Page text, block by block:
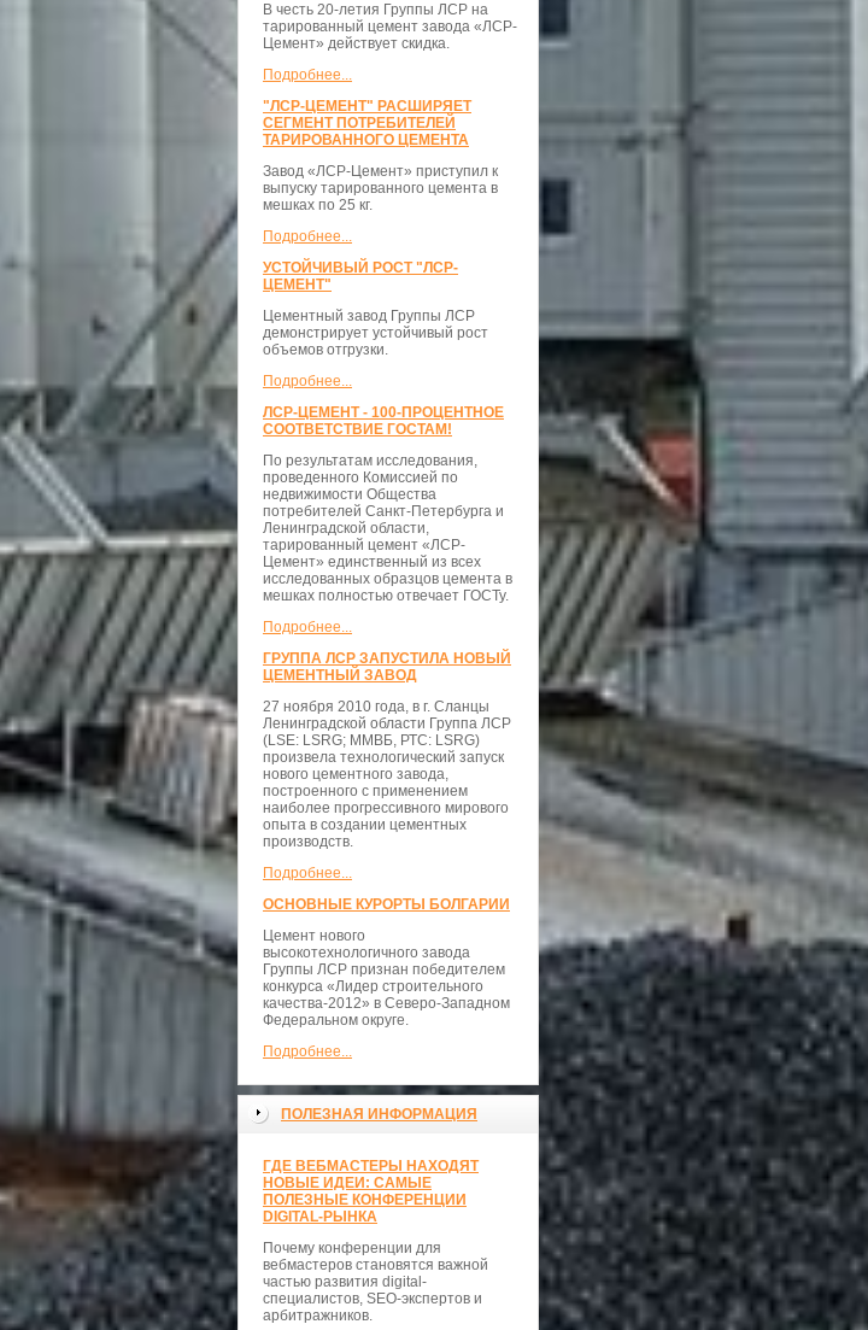
В честь 20-летия Группы ЛСР на
тарированный цемент завода «ЛСР-
Цемент» действует скидка.
Подробнее...
"ЛСР-ЦЕМЕНТ" РАСШИРЯЕТ
СЕГМЕНТ ПОТРЕБИТЕЛЕЙ
ТАРИРОВАННОГО ЦЕМЕНТА
Завод «ЛСР-Цемент» приступил к
выпуску тарированного цемента в
мешках по 25 кг.
Подробнее...
УСТОЙЧИВЫЙ РОСТ "ЛСР-
ЦЕМЕНТ"
Цементный завод Группы ЛСР
демонстрирует устойчивый рост
объемов отгрузки.
Подробнее...
ЛСР-ЦЕМЕНТ - 100-ПРОЦЕНТНОЕ
СООТВЕТСТВИЕ ГОСТАМ!
По результатам исследования,
проведенного Комиссией по
недвижимости Общества
потребителей Санкт-Петербурга и
Ленинградской области,
тарированный цемент «ЛСР-
Цемент» единственный из всех
исследованных образцов цемента в
мешках полностью отвечает ГОСТу.
Подробнее...
ГРУППА ЛСР ЗАПУСТИЛА НОВЫЙ
ЦЕМЕНТНЫЙ ЗАВОД
27 ноября 2010 года, в г. Сланцы
Ленинградской области Группа ЛСР
(LSE: LSRG; ММВБ, РТС: LSRG)
произвела технологический запуск
нового цементного завода,
построенного с применением
наиболее прогрессивного мирового
опыта в создании цементных
производств.
Подробнее...
ОСНОВНЫЕ КУРОРТЫ БОЛГАРИИ
Цемент нового
высокотехнологичного завода
Группы ЛСР признан победителем
конкурса «Лидер строительного
качества-2012» в Северо-Западном
Федеральном округе.
Подробнее...
ПОЛЕЗНАЯ ИНФОРМАЦИЯ
ГДЕ ВЕБМАСТЕРЫ НАХОДЯТ
НОВЫЕ ИДЕИ: САМЫЕ
ПОЛЕЗНЫЕ КОНФЕРЕНЦИИ
DIGITAL-РЫНКА
Почему конференции для
вебмастеров становятся важной
частью развития digital-
специалистов, SEO-экспертов и
арбитражников.